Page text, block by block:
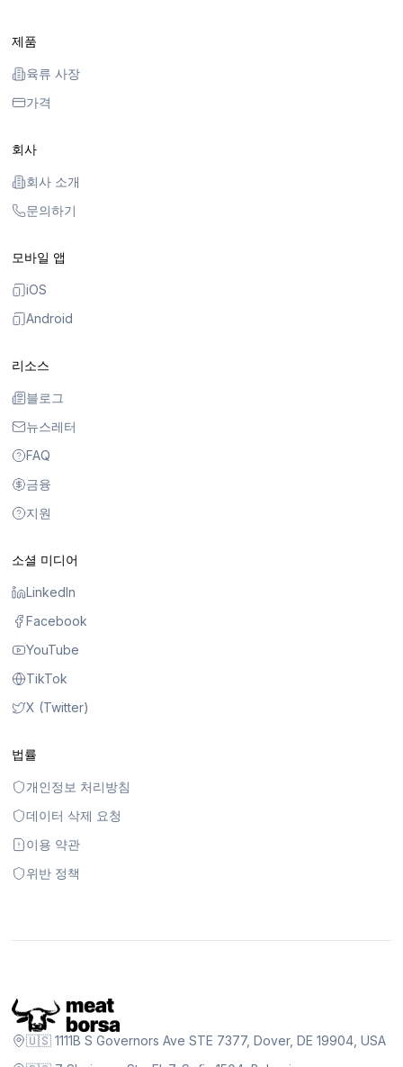
제품
육류 사장
가격
회사
회사 소개
문의하기
모바일 앱
iOS
Android
리소스
블로그
뉴스레터
FAQ
금융
지원
소셜 미디어
LinkedIn
Facebook
YouTube
TikTok
X (Twitter)
법률
개인정보 처리방침
데이터 삭제 요청
이용 약관
위반 정책
🇺🇸 1111B S Governors Ave STE 7377, Dover, DE 19904, USA